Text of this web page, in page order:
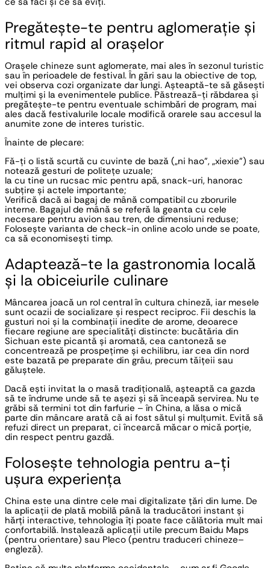
Pregătește-te pentru aglomerație și
ritmul rapid al orașelor
Orașele chineze sunt aglomerate, mai ales în sezonul turistic
sau în perioadele de festival. În gări sau la obiective de top,
vei observa cozi organizate dar lungi. Așteaptă-te să găsești
mulțimi și la evenimentele publice. Păstrează-ți răbdarea și
pregătește-te pentru eventuale schimbări de program, mai
ales dacă festivalurile locale modifică orarele sau accesul la
anumite zone de interes turistic.
Înainte de plecare:
Fă-ți o listă scurtă cu cuvinte de bază („ni hao”, „xiexie”) sau
notează gesturi de politețe uzuale;
Ia cu tine un rucsac mic pentru apă, snack-uri, hanorac
subțire și actele importante;
Verifică dacă ai bagaj de mână compatibil cu zborurile
interne. Bagajul de mână se referă la geanta cu cele
necesare pentru avion sau tren, de dimensiuni reduse;
Folosește varianta de check-in online acolo unde se poate,
ca să economisești timp.
Adaptează-te la gastronomia locală
și la obiceiurile culinare
Mâncarea joacă un rol central în cultura chineză, iar mesele
sunt ocazii de socializare și respect reciproc. Fii deschis la
gusturi noi și la combinații inedite de arome, deoarece
fiecare regiune are specialități distincte: bucătăria din
Sichuan este picantă și aromată, cea cantoneză se
concentrează pe prospețime și echilibru, iar cea din nord
este bazată pe preparate din grâu, precum tăițeii sau
găluștele.
Dacă ești invitat la o masă tradițională, așteaptă ca gazda
să te îndrume unde să te așezi și să înceapă servirea. Nu te
grăbi să termini tot din farfurie – în China, a lăsa o mică
parte din mâncare arată că ai fost sătul și mulțumit. Evită să
refuzi direct un preparat, ci încearcă măcar o mică porție,
din respect pentru gazdă.
Folosește tehnologia pentru a-ți
ușura experiența
China este una dintre cele mai digitalizate țări din lume. De
la aplicații de plată mobilă până la traducători instant și
hărți interactive, tehnologia îți poate face călătoria mult mai
confortabilă. Instalează aplicații utile precum Baidu Maps
(pentru orientare) sau Pleco (pentru traduceri chineze–
engleză).